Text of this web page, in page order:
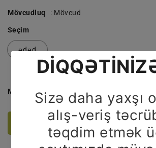
Mövcudluq : Mövcud
Seçim
ədəd
Miqdar
AZERÇAY
45
Q
25
TB
AZERÇAY
45
Q
25
TB
🛒 Səbətə At